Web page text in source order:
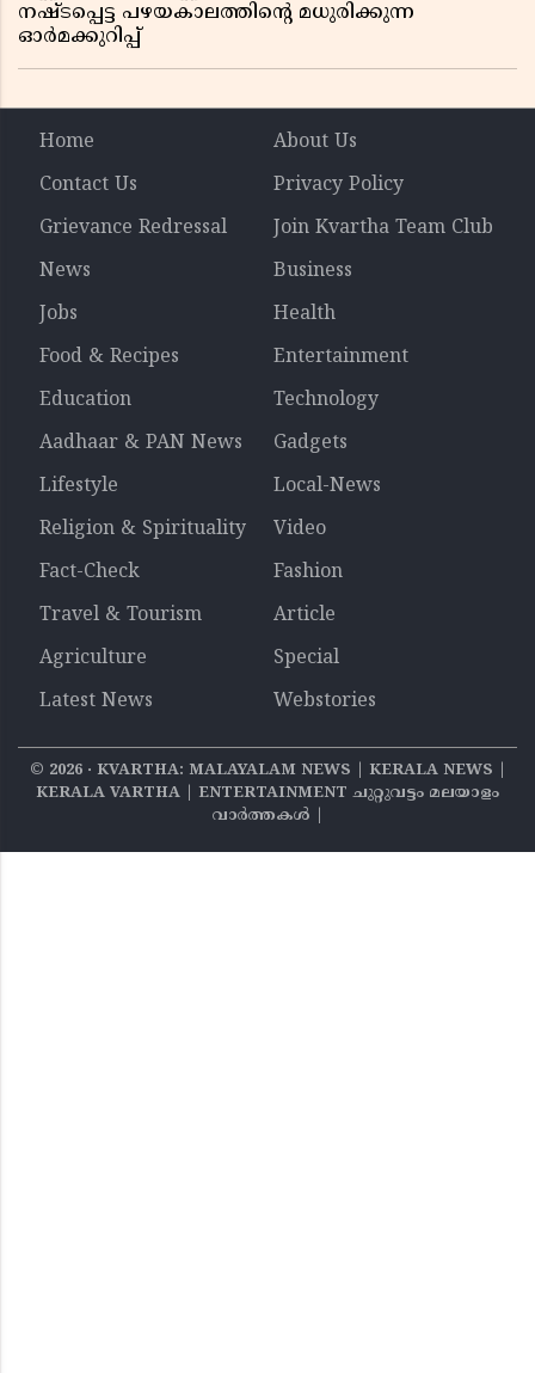
നഷ്ടപ്പെട്ട പഴയകാലത്തിൻ്റെ മധുരിക്കുന്ന
ഓർമക്കുറിപ്പ്
Home
About Us
Contact Us
Privacy Policy
Grievance Redressal
Join Kvartha Team Club
News
Business
Jobs
Health
Food & Recipes
Entertainment
Education
Technology
Aadhaar & PAN News
Gadgets
Lifestyle
Local-News
Religion & Spirituality
Video
Fact-Check
Fashion
Travel & Tourism
Article
Agriculture
Special
Latest News
Webstories
© 2026‧ KVARTHA: MALAYALAM NEWS | KERALA NEWS |
KERALA VARTHA | ENTERTAINMENT ചുറ്റുവട്ടം മലയാളം
വാര്‍ത്തകൾ |